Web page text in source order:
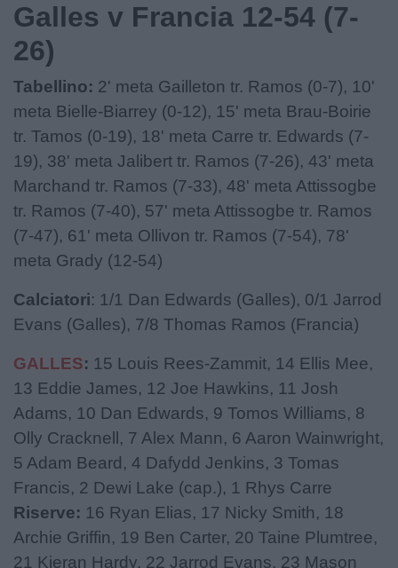
Galles v Francia 12-54 (7-
26)
Tabellino: 2' meta Gailleton tr. Ramos (0-7), 10'
meta Bielle-Biarrey (0-12), 15' meta Brau-Boirie
tr. Tamos (0-19), 18' meta Carre tr. Edwards (7-
19), 38' meta Jalibert tr. Ramos (7-26), 43' meta
Marchand tr. Ramos (7-33), 48' meta Attissogbe
tr. Ramos (7-40), 57' meta Attissogbe tr. Ramos
(7-47), 61' meta Ollivon tr. Ramos (7-54), 78'
meta Grady (12-54)
Calciatori: 1/1 Dan Edwards (Galles), 0/1 Jarrod
Evans (Galles), 7/8 Thomas Ramos (Francia)
GALLES: 15 Louis Rees-Zammit, 14 Ellis Mee,
13 Eddie James, 12 Joe Hawkins, 11 Josh
Adams, 10 Dan Edwards, 9 Tomos Williams, 8
Olly Cracknell, 7 Alex Mann, 6 Aaron Wainwright,
5 Adam Beard, 4 Dafydd Jenkins, 3 Tomas
Francis, 2 Dewi Lake (cap.), 1 Rhys Carre
Riserve: 16 Ryan Elias, 17 Nicky Smith, 18
Archie Griffin, 19 Ben Carter, 20 Taine Plumtree,
21 Kieran Hardy, 22 Jarrod Evans, 23 Mason